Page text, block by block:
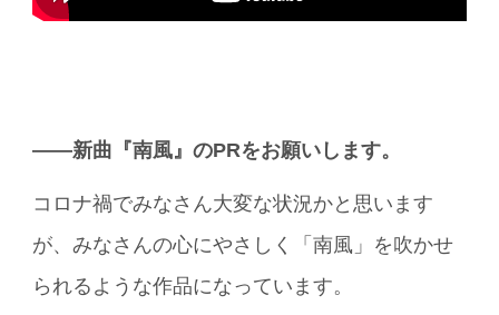
――新曲『南風』のPRをお願いします。
コロナ禍でみなさん大変な状況かと思います
が、みなさんの心にやさしく「南風」を吹かせ
られるような作品になっています。